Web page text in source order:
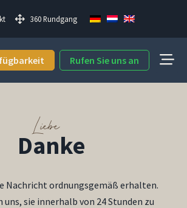
360 Rundgang
Rufen Sie uns an
Liebe
Danke
Nachricht ordnungsgemäß erhalten.
uns, sie innerhalb von 24 Stunden zu